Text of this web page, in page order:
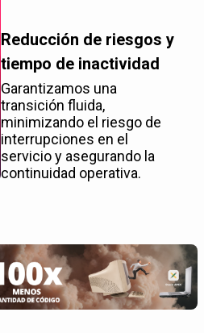
Reducción de riesgos y
tiempo de inactividad
Garantizamos una
transición fluida,
minimizando el riesgo de
interrupciones en el
servicio y asegurando la
continuidad operativa.